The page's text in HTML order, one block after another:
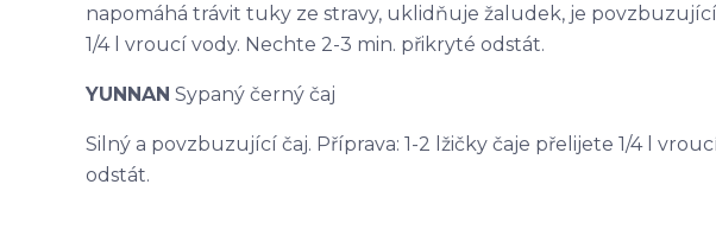
napomáhá trávit tuky ze stravy, uklidňuje žaludek, je
1/4 l vroucí vody. Nechte 2-3 min. přikryté odstát.
YUNNAN Sypaný černý čaj
Silný a povzbuzující čaj. Příprava: 1-2 lžičky čaje přelijete 1/4 l
odstát.